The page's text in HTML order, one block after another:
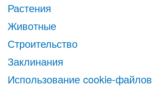
Растения
Животные
Строительство
Заклинания
Использование cookie-файлов